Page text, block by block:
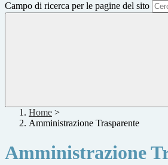
Campo di ricerca per le pagine del sito
Home >
Amministrazione Trasparente
Amministrazione